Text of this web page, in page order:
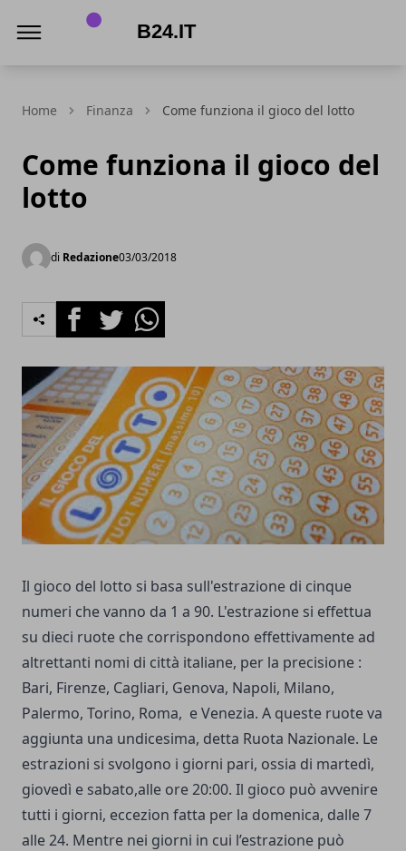
Home Finanza Come funziona il gioco del lotto
Come funziona il gioco del
lotto
di Redazione03/03/2018
FacebookTwitterWhatsapp
Il gioco del lotto si basa sull'estrazione di cinque
numeri che vanno da 1 a 90. L'estrazione si effettua
su dieci ruote che corrispondono effettivamente ad
altrettanti nomi di città italiane, per la precisione :
Bari, Firenze, Cagliari, Genova, Napoli, Milano,
Palermo, Torino, Roma, e Venezia. A queste ruote va
aggiunta una undicesima, detta Ruota Nazionale. Le
estrazioni si svolgono i giorni pari, ossia di martedì,
giovedì e sabato,alle ore 20:00. Il gioco può avvenire
tutti i giorni, eccezion fatta per la domenica, dalle 7
alle 24. Mentre nei giorni in cui l’estrazione può